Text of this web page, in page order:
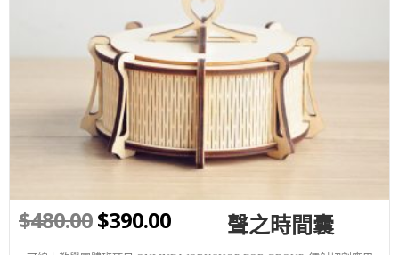
WISHLIST
$480.00$390.00 聲之時間囊